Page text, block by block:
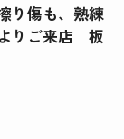
り傷も、熟練
りご来店 板